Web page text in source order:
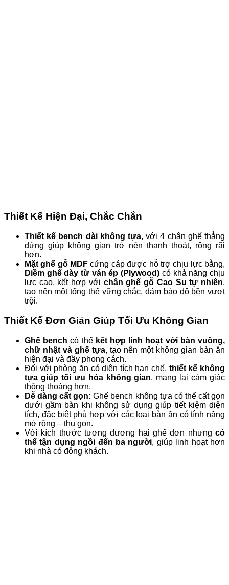
Thiết Kế Hiện Đại, Chắc Chắn
Thiết kế bench dài không tựa, với 4 chân ghế thẳng
đứng giúp không gian trở nên thanh thoát, rộng rãi
hơn.
Mặt ghế gỗ MDF cứng cáp được hỗ trợ chịu lực bằng,
Diềm ghế dày từ ván ép (Plywood) có khả năng chịu
lực cao, kết hợp với chân ghế gỗ Cao Su tự nhiên,
tạo nên một tổng thể vững chắc, đảm bảo độ bền vượt
trội.
Thiết Kế Đơn Giản Giúp Tối Ưu Không Gian
Ghế bench có thể kết hợp linh hoạt với bàn vuông,
chữ nhật và ghế tựa, tạo nên một không gian bàn ăn
hiện đại và đầy phong cách.
Đối với phòng ăn có diện tích hạn chế, thiết kế không
tựa giúp tối ưu hóa không gian, mang lại cảm giác
thông thoáng hơn.
Dễ dàng cất gọn: Ghế bench không tựa có thể cất gọn
dưới gầm bàn khi không sử dụng giúp tiết kiệm diện
tích, đặc biệt phù hợp với các loại bàn ăn có tính năng
mở rộng – thu gọn.
Với kích thước tương đương hai ghế đơn nhưng có
thể tận dụng ngồi đến ba người, giúp linh hoạt hơn
khi nhà có đông khách.